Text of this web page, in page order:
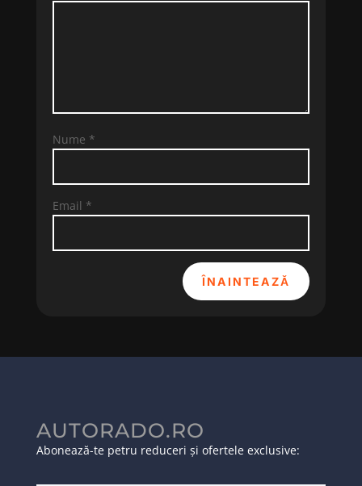
Nume *
Email *
ÎNAINTEAZĂ
AUTORADO.RO
Abonează-te petru reduceri și ofertele exclusive: